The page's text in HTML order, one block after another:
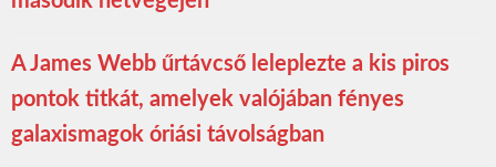
A James Webb űrtávcső leleplezte a kis piros
pontok titkát, amelyek valójában fényes
galaxismagok óriási távolságban